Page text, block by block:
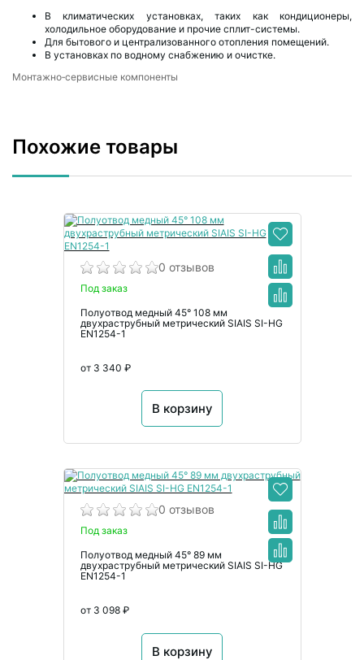
В климатических установках, таких как кондиционеры,
холодильное оборудование и прочие сплит-системы.
Для бытового и централизованного отопления помещений.
В установках по водному снабжению и очистке.
Монтажно‑сервисные компоненты
Похожие товары
0 отзывов
Под заказ
Полуотвод медный 45° 108 мм
двухраструбный метрический SIAIS SI-HG
EN1254-1
от 3 340 ₽
В корзину
0 отзывов
Под заказ
Полуотвод медный 45° 89 мм
двухраструбный метрический SIAIS SI-HG
EN1254-1
от 3 098 ₽
В корзину